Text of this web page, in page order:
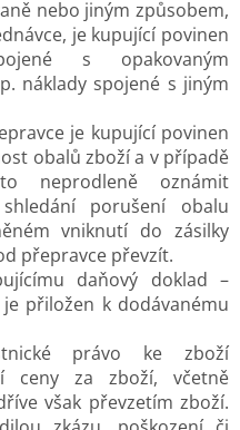
nebo jiným způsobem,
je kupující povinen
s opakovaným
náklady spojené s jiným
je kupující povinen
obalů zboží a v případě
neprodleně oznámit
porušení obalu
vniknutí do zásilky
přepravce převzít.
daňový doklad –
přiložen k dodávanému
právo ke zboží
ceny za zboží, včetně
však převzetím zboží.